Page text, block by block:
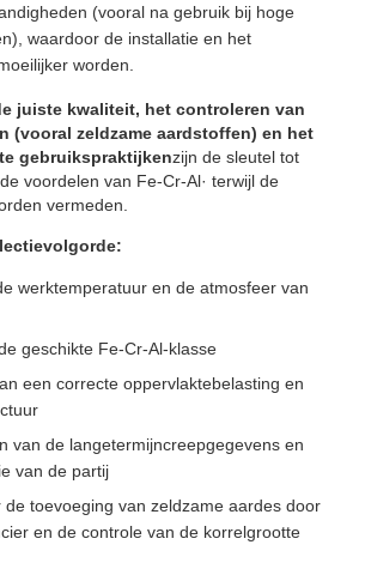
(vooral na gebruik bij hoge
waardoor de installatie en het
worden.
juiste kwaliteit, het controleren van
(vooral zeldzame aardstoffen) en het
gebruikspraktijkenzijn de sleutel tot
voordelen van Fe-Cr-Al· terwijl de
vermeden.
werktemperatuur en de atmosfeer van
geschikte Fe-Cr-Al-klasse
een correcte oppervlaktebelasting en
van de langetermijncreepgegevens en
van de partij
de toevoeging van zeldzame aardes door
en de controle van de korrelgrootte